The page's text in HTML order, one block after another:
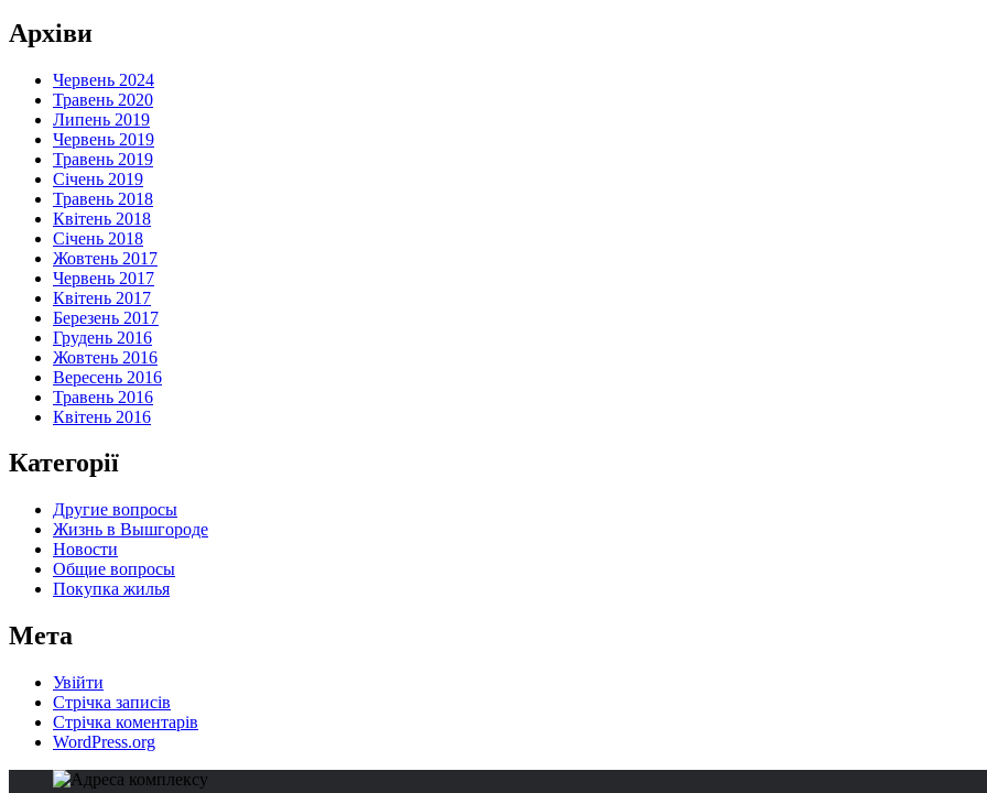
Архіви
Червень 2024
Травень 2020
Липень 2019
Червень 2019
Травень 2019
Січень 2019
Травень 2018
Квітень 2018
Січень 2018
Жовтень 2017
Червень 2017
Квітень 2017
Березень 2017
Грудень 2016
Жовтень 2016
Вересень 2016
Травень 2016
Квітень 2016
Категорії
Другие вопросы
Жизнь в Вышгороде
Новости
Общие вопросы
Покупка жилья
Мета
Увійти
Стрічка записів
Стрічка коментарів
WordPress.org